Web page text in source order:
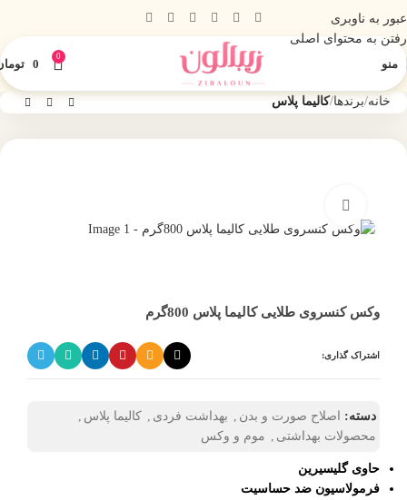
عبور به ناوبری
رفتن به محتوای اصلی
منو
0
0
خانه برندها کالیما پلاس
وکس کنسروی طلایی کالیما پلاس 800گرم
اشتراک گذاری:
دسته: اصلاح صورت و بدن بهداشت فردی کالیما پلاس
محصولات بهداشتی
موم و وکس
حاوی گلیسیرین
فرمولاسیون ضد حساسیت